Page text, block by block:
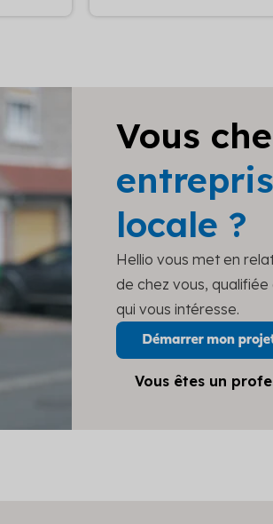
Vous
locale ?
Hellio vous met en
de chez vous,
qui vous intéresse.
Vous êtes un